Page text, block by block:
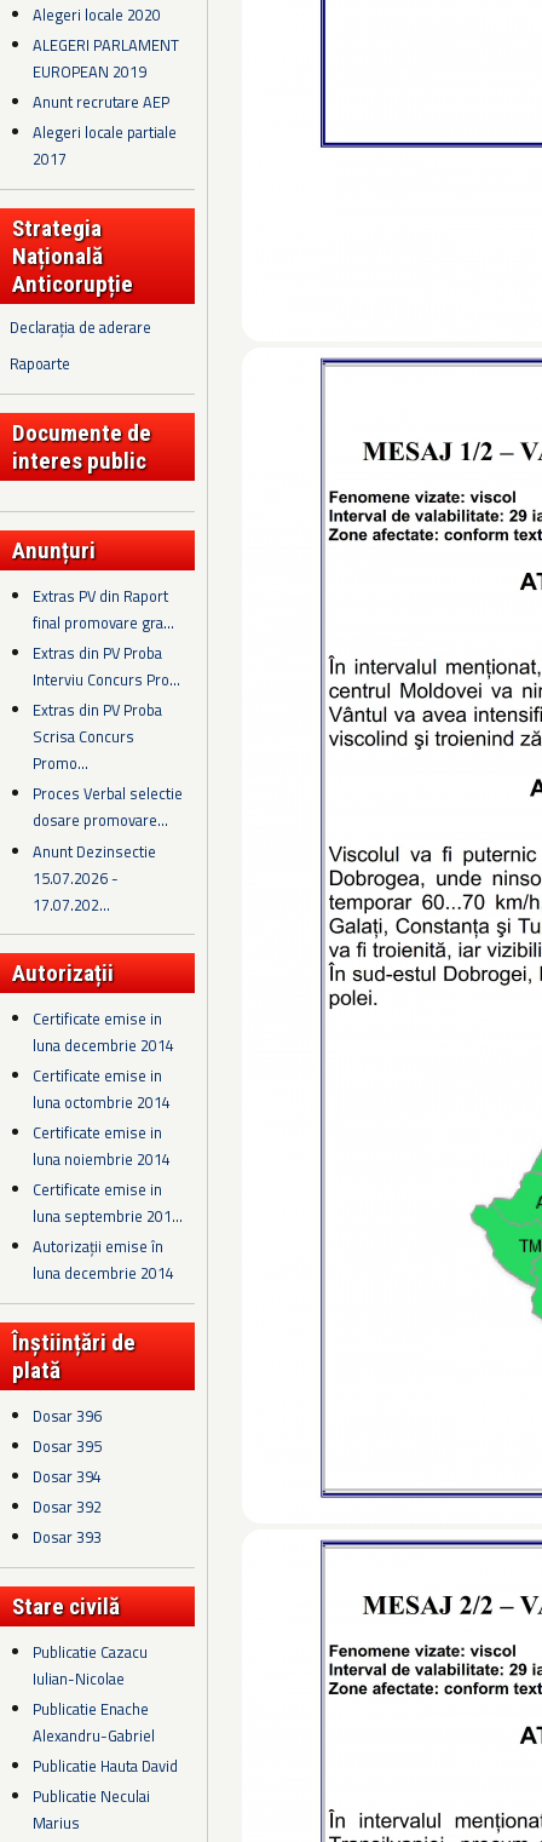
Alegeri locale 2020
ALEGERI PARLAMENT
EUROPEAN 2019
Anunt recrutare AEP
Alegeri locale partiale
2017
Strategia
Națională
Anticorupție
Declarația de aderare
Rapoarte
Documente de
interes public
Anunțuri
Extras PV din Raport
final promovare gra...
Extras din PV Proba
Interviu Concurs Pro...
Extras din PV Proba
Scrisa Concurs
Promo...
Proces Verbal selectie
dosare promovare...
Anunt Dezinsectie
15.07.2026 -
17.07.202...
Autorizații
Certificate emise in
luna decembrie 2014
Certificate emise in
luna octombrie 2014
Certificate emise in
luna noiembrie 2014
Certificate emise in
luna septembrie 201...
Autorizații emise în
luna decembrie 2014
Înștiințări de
plată
Dosar 396
Dosar 395
Dosar 394
Dosar 392
Dosar 393
Stare civilă
Publicatie Cazacu
Iulian-Nicolae
Publicatie Enache
Alexandru-Gabriel
Publicatie Hauta David
Publicatie Neculai
Marius